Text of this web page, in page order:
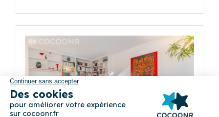
Précédent